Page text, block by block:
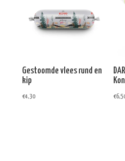
Gestoomde vlees rund en
kip
€4,30 €